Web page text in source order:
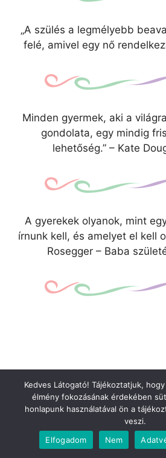
„A szülés a legmélyebb
felé, amivel egy nő
Minden gyermek, aki a
gondolata, egy mindig
lehetőség.” – Kate
A gyerekek olyanok, mint
írnunk kell, és amelyet el kell
Rosegger – Baba
Kedves Látogató! Tájékoztatjuk,
élmény fokozásának érdekében
honlapunk használatával ön a
veszi.
Elfogadom
Nem